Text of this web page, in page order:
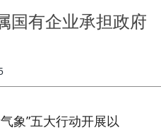
国有企业承担政府
象”五大行动开展以